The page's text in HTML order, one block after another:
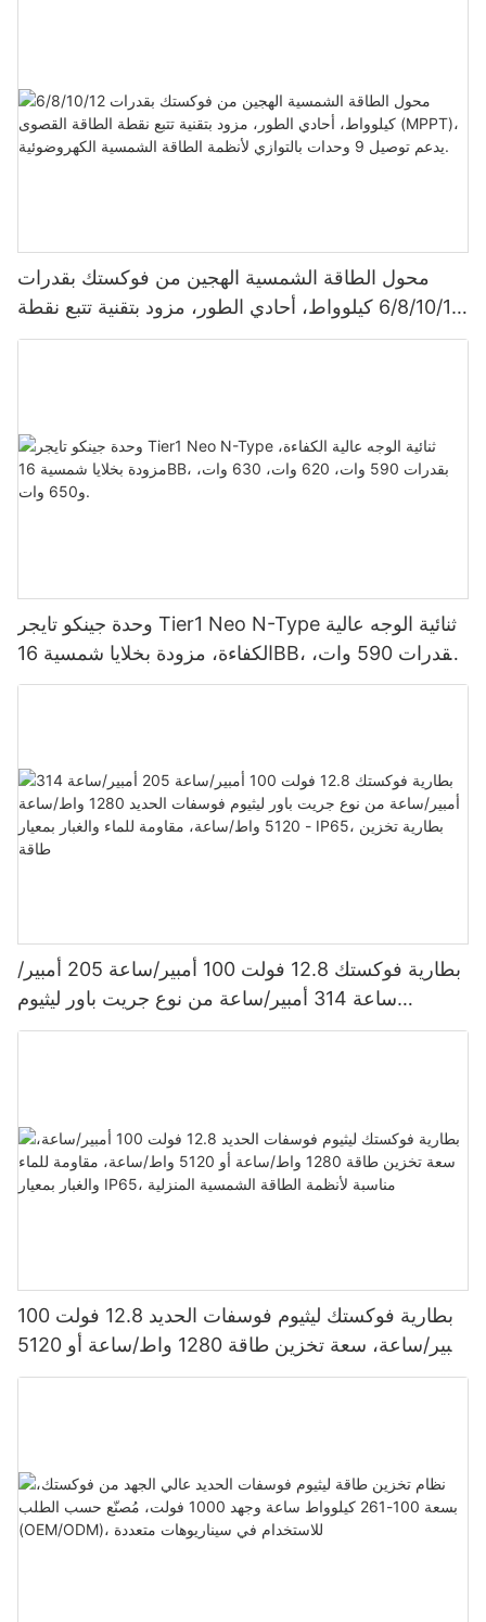
محول الطاقة الشمسية الهجين من فوكستك بقدرات
6/8/10/12 كيلوواط، أحادي الطور، مزود بتقنية تتبع نقطة
الطاقة القصوى (MPPT)، يدعم توصيل 9 وحدات بالتوازي
وحدة جينكو تايجر Tier1 Neo N-Type ثنائية الوجه عالية
الكفاءة، مزودة بخلايا شمسية 16BB، بقدرات 590 وات،
620 وات، 630 وات، و650 وات.
بطارية فوكستك 12.8 فولت 100 أمبير/ساعة 205 أمبير/
ساعة 314 أمبير/ساعة من نوع جريت باور ليثيوم
فوسفات الحديد 1280 واط/ساعة - 5120 واط/ساعة،
بطارية فوكستك ليثيوم فوسفات الحديد 12.8 فولت 100
أمبير/ساعة، سعة تخزين طاقة 1280 واط/ساعة أو 5120
واط/ساعة، مقاومة للماء والغبار بمعيار IP65، مناسبة